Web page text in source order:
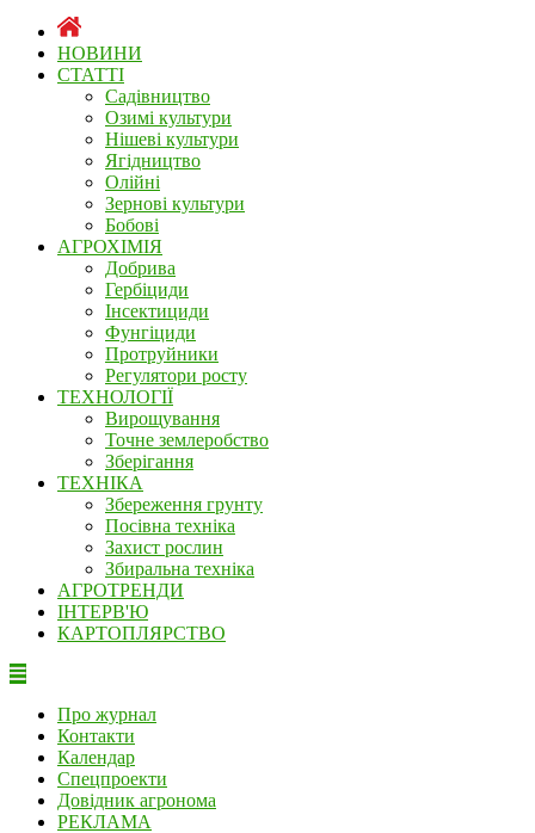
НОВИНИ
СТАТТІ
Садівництво
Озимі культури
Нішеві культури
Ягідництво
Олійні
Зернові культури
Бобові
АГРОХІМІЯ
Добрива
Гербіциди
Інсектициди
Фунгіциди
Протруйники
Регулятори росту
ТЕХНОЛОГІЇ
Вирощування
Точне землеробство
Зберігання
ТЕХНІКА
Збереження грунту
Посівна техніка
Захист рослин
Збиральна техніка
АГРОТРЕНДИ
ІНТЕРВ'Ю
КАРТОПЛЯРСТВО
Про журнал
Контакти
Календар
Спецпроекти
Довідник агронома
РЕКЛАМА